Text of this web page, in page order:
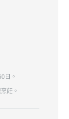
日。
飪。